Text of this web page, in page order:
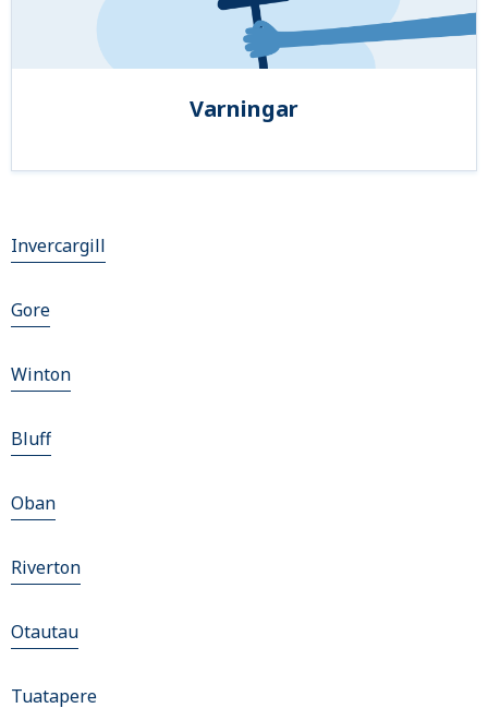
Varningar
Invercargill
Gore
Winton
Bluff
Oban
Riverton
Otautau
Tuatapere